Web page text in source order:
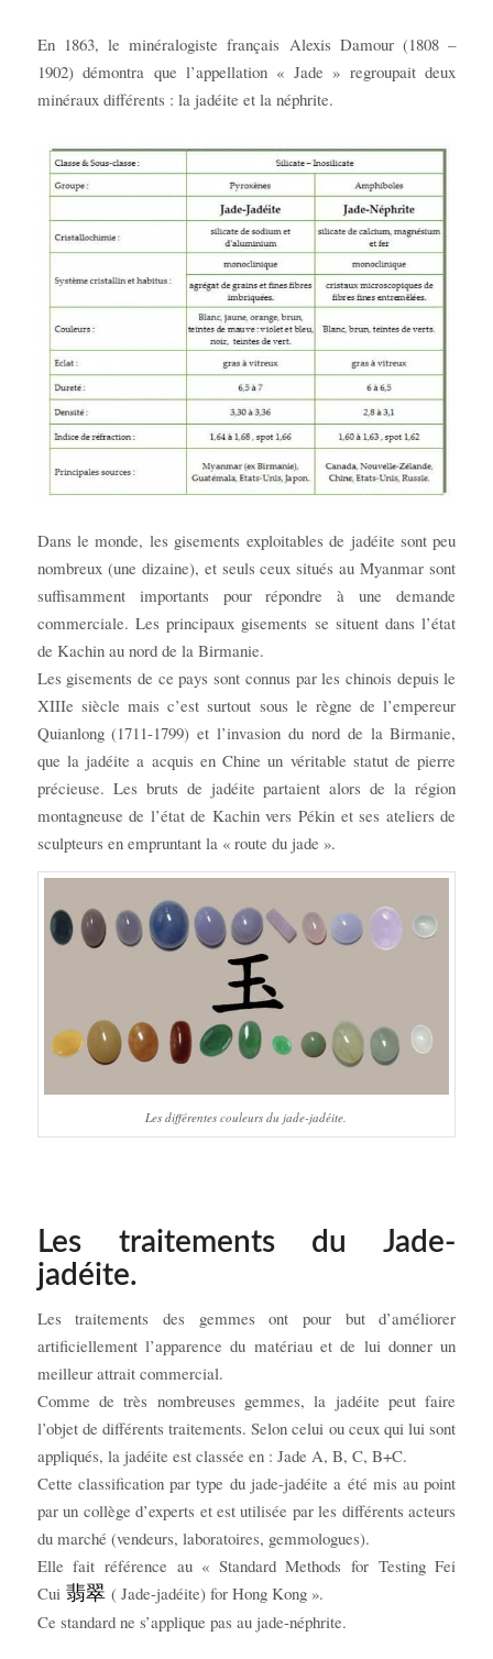
En 1863, le minéralogiste français Alexis Damour (1808 –
1902) démontra que l’appellation « Jade » regroupait deux
minéraux différents : la jadéite et la néphrite.
Dans le monde, les gisements exploitables de jadéite sont peu
nombreux (une dizaine), et seuls ceux situés au Myanmar sont
suffisamment importants pour répondre à une demande
commerciale. Les principaux gisements se situent dans l’état
de Kachin au nord de la Birmanie.
Les gisements de ce pays sont connus par les chinois depuis le
XIIIe siècle mais c’est surtout sous le règne de l’empereur
Quianlong (1711-1799) et l’invasion du nord de la Birmanie,
que la jadéite a acquis en Chine un véritable statut de pierre
précieuse. Les bruts de jadéite partaient alors de la région
montagneuse de l’état de Kachin vers Pékin et ses ateliers de
sculpteurs en empruntant la « route du jade ».
Les différentes couleurs du jade-jadéite.
Les traitements du Jade-
jadéite.
Les traitements des gemmes ont pour but d’améliorer
artificiellement l’apparence du matériau et de lui donner un
meilleur attrait commercial.
Comme de très nombreuses gemmes, la jadéite peut faire
l’objet de différents traitements. Selon celui ou ceux qui lui sont
appliqués, la jadéite est classée en : Jade A, B, C, B+C.
Cette classification par type du jade-jadéite a été mis au point
par un collège d’experts et est utilisée par les différents acteurs
du marché (vendeurs, laboratoires, gemmologues).
Elle fait référence au « Standard Methods for Testing Fei
Cui 翡翠 ( Jade-jadéite) for Hong Kong ».
Ce standard ne s’applique pas au jade-néphrite.